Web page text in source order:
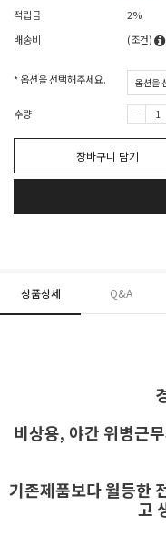
적립금
2%
배송비
(조건)
* 옵션을 선택해주세요.
수량
장바구니 담기
상품상세 Q&A
비상용, 야간 위병근
기존제품보다 월등한
고